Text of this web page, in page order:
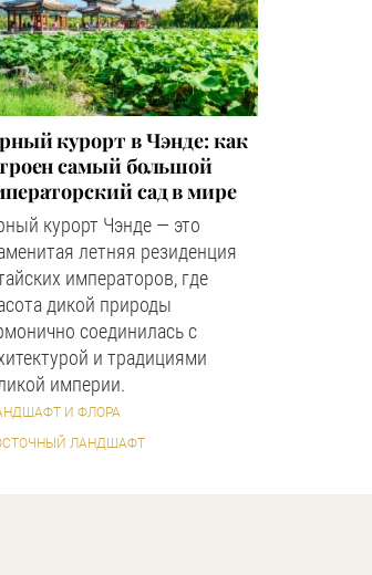
курорт в Чэнде: как
самый большой
сад в мире
курорт Чэнде — это
летняя резиденция
императоров, где
дикой природы
соединилась с
и традициями
империи.
И ФЛОРА
ЛАНДШАФТ